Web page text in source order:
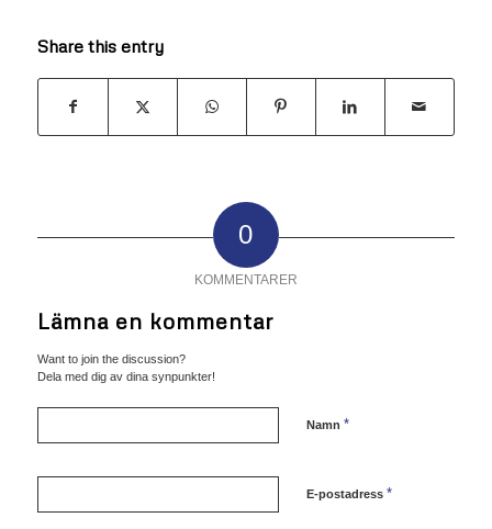
Share this entry
0
KOMMENTARER
Lämna en kommentar
Want to join the discussion?
Dela med dig av dina synpunkter!
Namn *
E-postadress *